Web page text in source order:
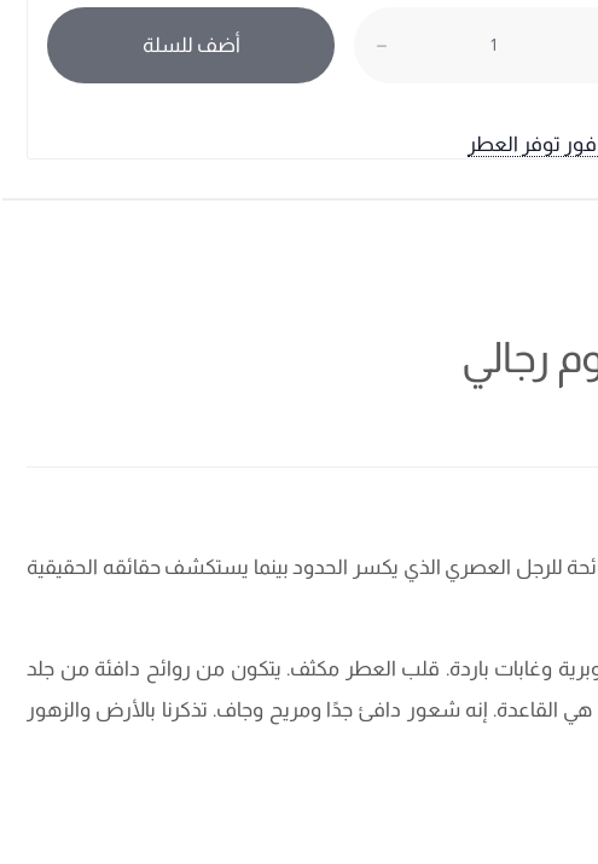
أضف للسلة
فور توفر العطر
رجالي
للرجل العصري الذي يكسر الحدود بينما يستكشف حقائقه الحقيقية
وغابات باردة. قلب العطر مكثف. يتكون من روائح دافئة من جلد
هي القاعدة. إنه شعور دافئ جدًا ومريح وجاف. تذكرنا بالأرض والزهور